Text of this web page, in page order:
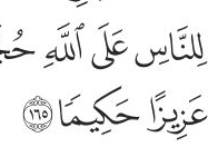
ﱳﱴﱵ
ﱼﱽﱾ